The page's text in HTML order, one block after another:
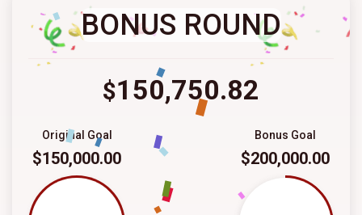
BONUS ROUND
$150,750.82
Bonus Goal
$200,000.00
Original Goal
$150,000.00